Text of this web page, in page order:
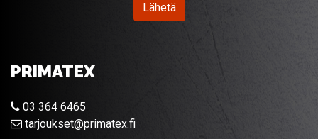
Lähetä
PRIMATEX
03 364 6465
tarjoukset@primatex.fi